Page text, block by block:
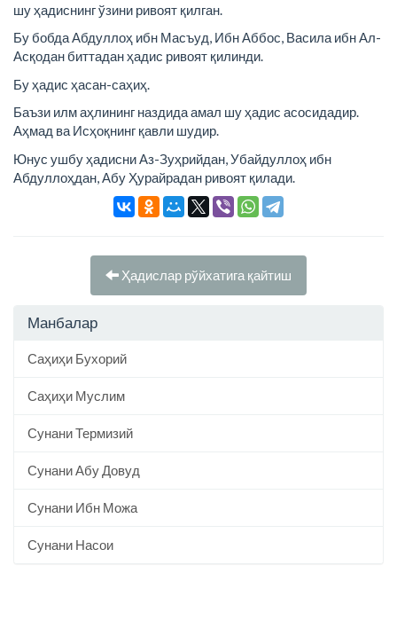
шу ҳадиснинг ўзини ривоят қилган.
Бу бобда Абдуллоҳ ибн Масъуд, Ибн Аббос, Васила ибн Ал-
Асқодан биттадан ҳадис ривоят қилинди.
Бу ҳадис ҳасан-саҳиҳ.
Баъзи илм аҳлининг наздида амал шу ҳадис асосидадир.
Аҳмад ва Исҳоқнинг қавли шудир.
Юнус ушбу ҳадисни Аз-Зуҳрийдан, Убайдуллоҳ ибн
Абдуллоҳдан, Абу Ҳурайрадан ривоят қилади.
Ҳадислар рўйхатига қайтиш
Манбалар
Саҳиҳи Бухорий
Саҳиҳи Муслим
Сунани Термизий
Сунани Абу Довуд
Сунани Ибн Можа
Сунани Насои